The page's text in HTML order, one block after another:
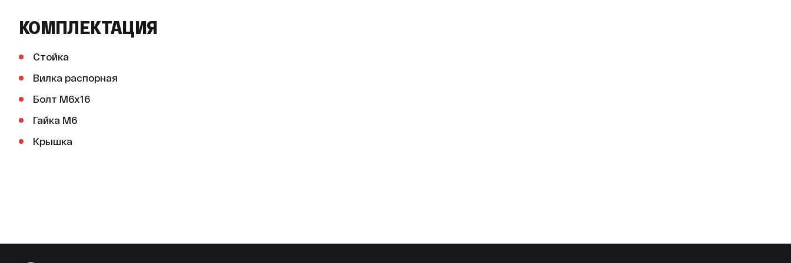
КОМПЛЕКТАЦИЯ
Стойка
Вилка распорная
Болт М6х16
Гайка М6
Крышка